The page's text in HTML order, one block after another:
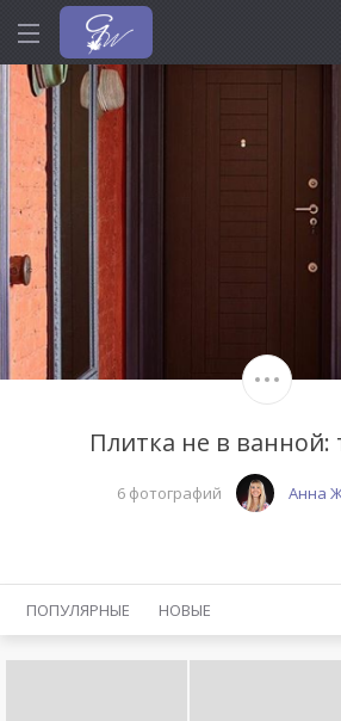
Плитка не в ванной:
6 фотографий Анна
ПОПУЛЯРНЫЕ НОВЫЕ